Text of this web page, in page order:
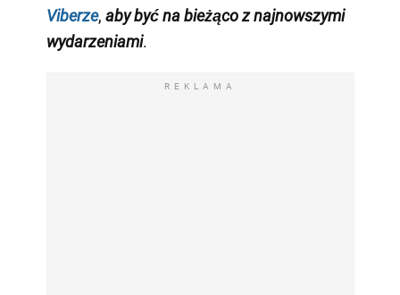
Viberze, aby być na bieżąco z najnowszymi
wydarzeniami.
REKLAMA